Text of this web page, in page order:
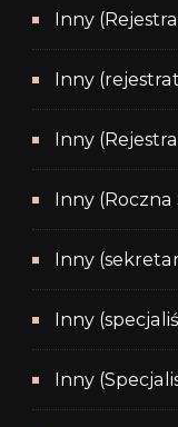
Inny
Inny
Inny
Inny (Roczna
Inny
Inny
Inny